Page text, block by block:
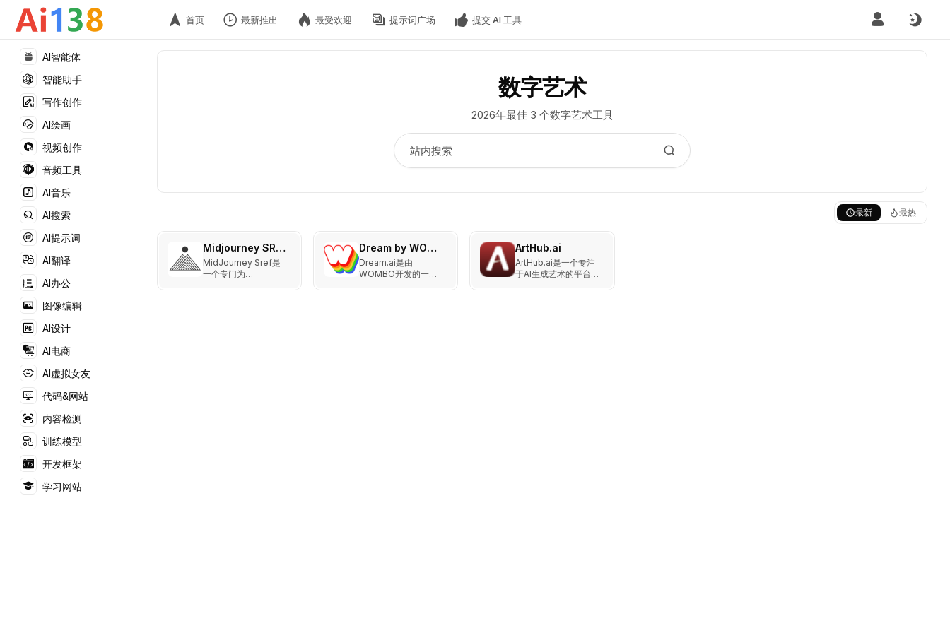
AI智能体
智能助手
写作创作
AI绘画
视频创作
音频工具
AI音乐
AI搜索
AI提示词
AI翻译
AI办公
图像编辑
AI设计
AI电商
AI虚拟女友
代码&网站
内容检测
训练模型
开发框架
学习网站
首页 最新推出 最受欢迎 提示词广场 提交 AI 工具
数字艺术
2026年最佳 3 个数字艺术工具
最新 最热
Midjourney SREF代码库
MidJourney Sref是
一个专门为
Dream by WOMBO
Dream.ai是由
WOMBO开发的一个
ArtHub.ai
ArtHub.ai是一个专注
于AI生成艺术的平台，